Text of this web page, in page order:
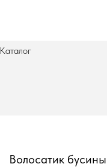
Каталог
Волосатик